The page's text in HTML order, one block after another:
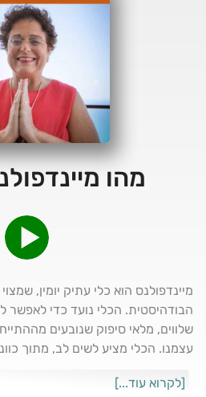
מהו
מיינדפולנס הוא כלי עתיק יומין,
הבודהיסטית. הכלי נועד כדי לאפשר
שלווים, מלאי סיפוק שנובעים
הריח ומה שאנחנו רואים. בחיי
[לקרוא עוד...]